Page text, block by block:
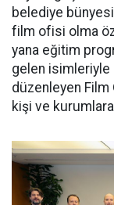
belediye
film ofisi olma
yana eğitim
gelen
düzenleyen Film
kişi ve